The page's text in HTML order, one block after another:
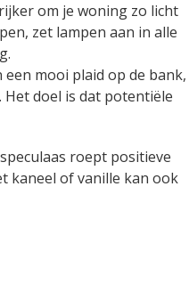
om je woning zo licht
zet lampen aan in alle
mooi plaid op de bank,
doel is dat potentiële
roept positieve
kaneel of vanille kan ook